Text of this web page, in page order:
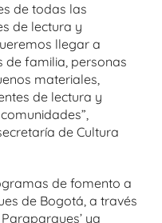
de todas las
de lectura y
llegar a
de familia, personas
materiales,
de lectura y
de Cultura
de fomento a
de Bogotá, a través
ya